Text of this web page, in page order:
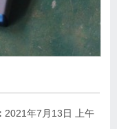
2021年7月13日 上午